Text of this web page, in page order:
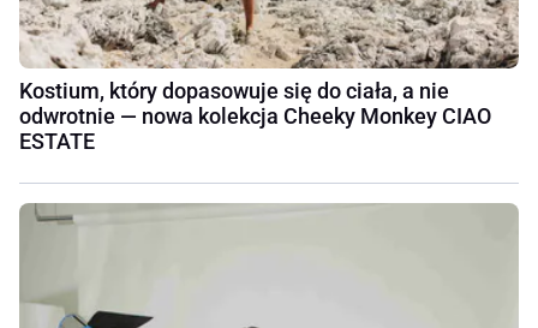
Kostium, który dopasowuje się do ciała, a nie
odwrotnie — nowa kolekcja Cheeky Monkey CIAO
ESTATE